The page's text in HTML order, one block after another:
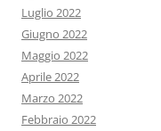
Luglio 2022
Giugno 2022
Maggio 2022
Aprile 2022
Marzo 2022
Febbraio 2022